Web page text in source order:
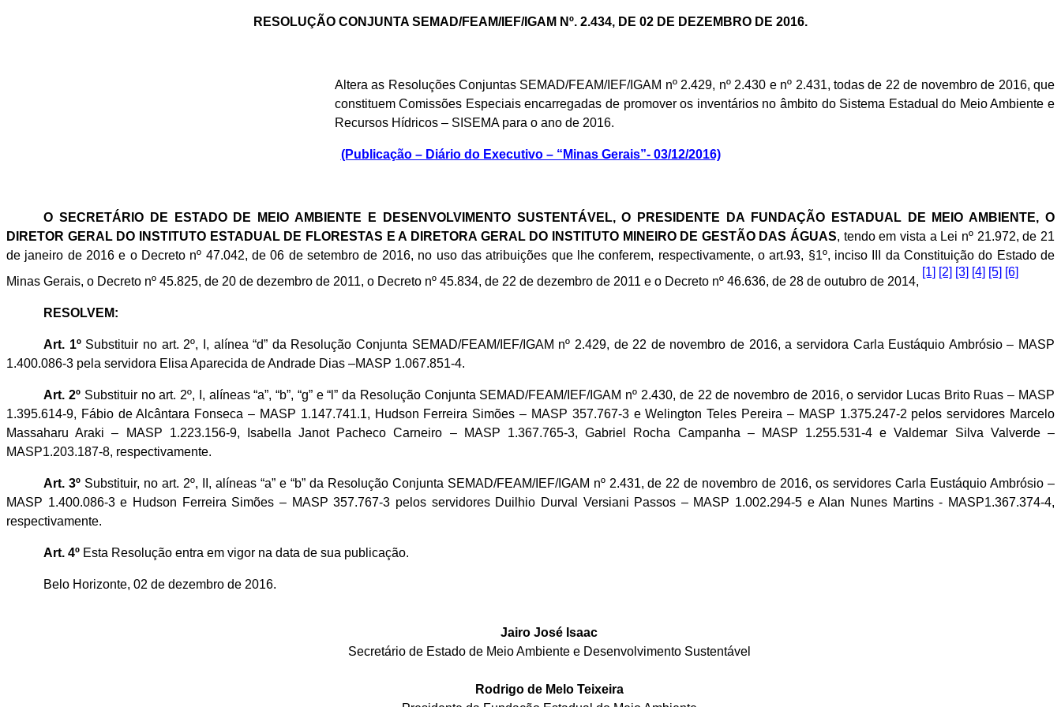
RESOLUÇÃO CONJUNTA SEMAD/FEAM/IEF/IGAM Nº. 2.434, DE 02 DE DEZEMBRO DE 2016.
Altera as Resoluções Conjuntas SEMAD/FEAM/IEF/IGAM nº 2.429, nº 2.430 e nº 2.431, todas de 22 de novembro de 2016, que
constituem Comissões Especiais encarregadas de promover os inventários no âmbito do Sistema Estadual do Meio Ambiente e
Recursos Hídricos – SISEMA para o ano de 2016.
(Publicação – Diário do Executivo – “Minas Gerais”- 03/12/2016)
O SECRETÁRIO DE ESTADO DE MEIO AMBIENTE E DESENVOLVIMENTO SUSTENTÁVEL, O PRESIDENTE DA FUNDAÇÃO ESTADUAL DE MEIO AMBIENTE, O
DIRETOR GERAL DO INSTITUTO ESTADUAL DE FLORESTAS E A DIRETORA GERAL DO INSTITUTO MINEIRO DE GESTÃO DAS ÁGUAS, tendo em vista a Lei nº 21.972, de 21
de janeiro de 2016 e o Decreto nº 47.042, de 06 de setembro de 2016, no uso das atribuições que lhe conferem, respectivamente, o art.93, §1º, inciso III da Constituição do Estado de
Minas Gerais, o Decreto nº 45.825, de 20 de dezembro de 2011, o Decreto nº 45.834, de 22 de dezembro de 2011 e o Decreto nº 46.636, de 28 de outubro de 2014,
[1] [2] [3] [4] [5] [6]
RESOLVEM:
Art. 1ºSubstituir no art. 2º, I, alínea “d” da Resolução Conjunta SEMAD/FEAM/IEF/IGAM nº 2.429, de 22 de novembro de 2016, a servidora Carla Eustáquio Ambrósio – MASP
1.400.086-3 pela servidora Elisa Aparecida de Andrade Dias –MASP 1.067.851-4.
Art. 2ºSubstituir no art. 2º, I, alíneas “a”, “b”, “g” e “l” da Resolução Conjunta SEMAD/FEAM/IEF/IGAM nº 2.430, de 22 de novembro de 2016, o servidor Lucas Brito Ruas – MASP
1.395.614-9, Fábio de Alcântara Fonseca – MASP 1.147.741.1, Hudson Ferreira Simões – MASP 357.767-3 e Welington Teles Pereira – MASP 1.375.247-2 pelos servidores Marcelo
Massaharu Araki – MASP 1.223.156-9, IsabellaJanotPacheco Carneiro – MASP 1.367.765-3, Gabriel Rocha Campanha – MASP 1.255.531-4 e Valdemar Silva Valverde –
MASP1.203.187-8, respectivamente.
Art. 3º Substituir, no art. 2º, II, alíneas “a” e “b” da Resolução Conjunta SEMAD/FEAM/IEF/IGAM nº 2.431, de 22 de novembro de 2016, os servidores Carla Eustáquio Ambrósio –
MASP 1.400.086-3 e Hudson Ferreira Simões – MASP 357.767-3 pelos servidores Duilhio Durval Versiani Passos – MASP 1.002.294-5 e Alan Nunes Martins - MASP1.367.374-4,
respectivamente.
Art. 4º Esta Resolução entra em vigor na data de sua publicação.
Belo Horizonte, 02 de dezembro de 2016.
Jairo José Isaac
Secretário de Estado de Meio Ambiente e Desenvolvimento Sustentável
Rodrigo de Melo Teixeira